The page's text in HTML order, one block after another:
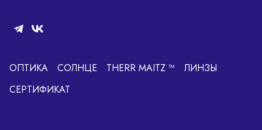
ОПТИКА СОЛНЦЕ THERR MAITZ ™
ЛИНЗЫ
СЕРТИФИКАТ